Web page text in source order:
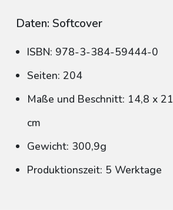
Daten: Softcover
ISBN: 978-3-384-59444-0
Seiten: 204
Maße und Beschnitt: 14,8 x 21
cm
Gewicht: 300,9g
Produktionszeit: 5 Werktage